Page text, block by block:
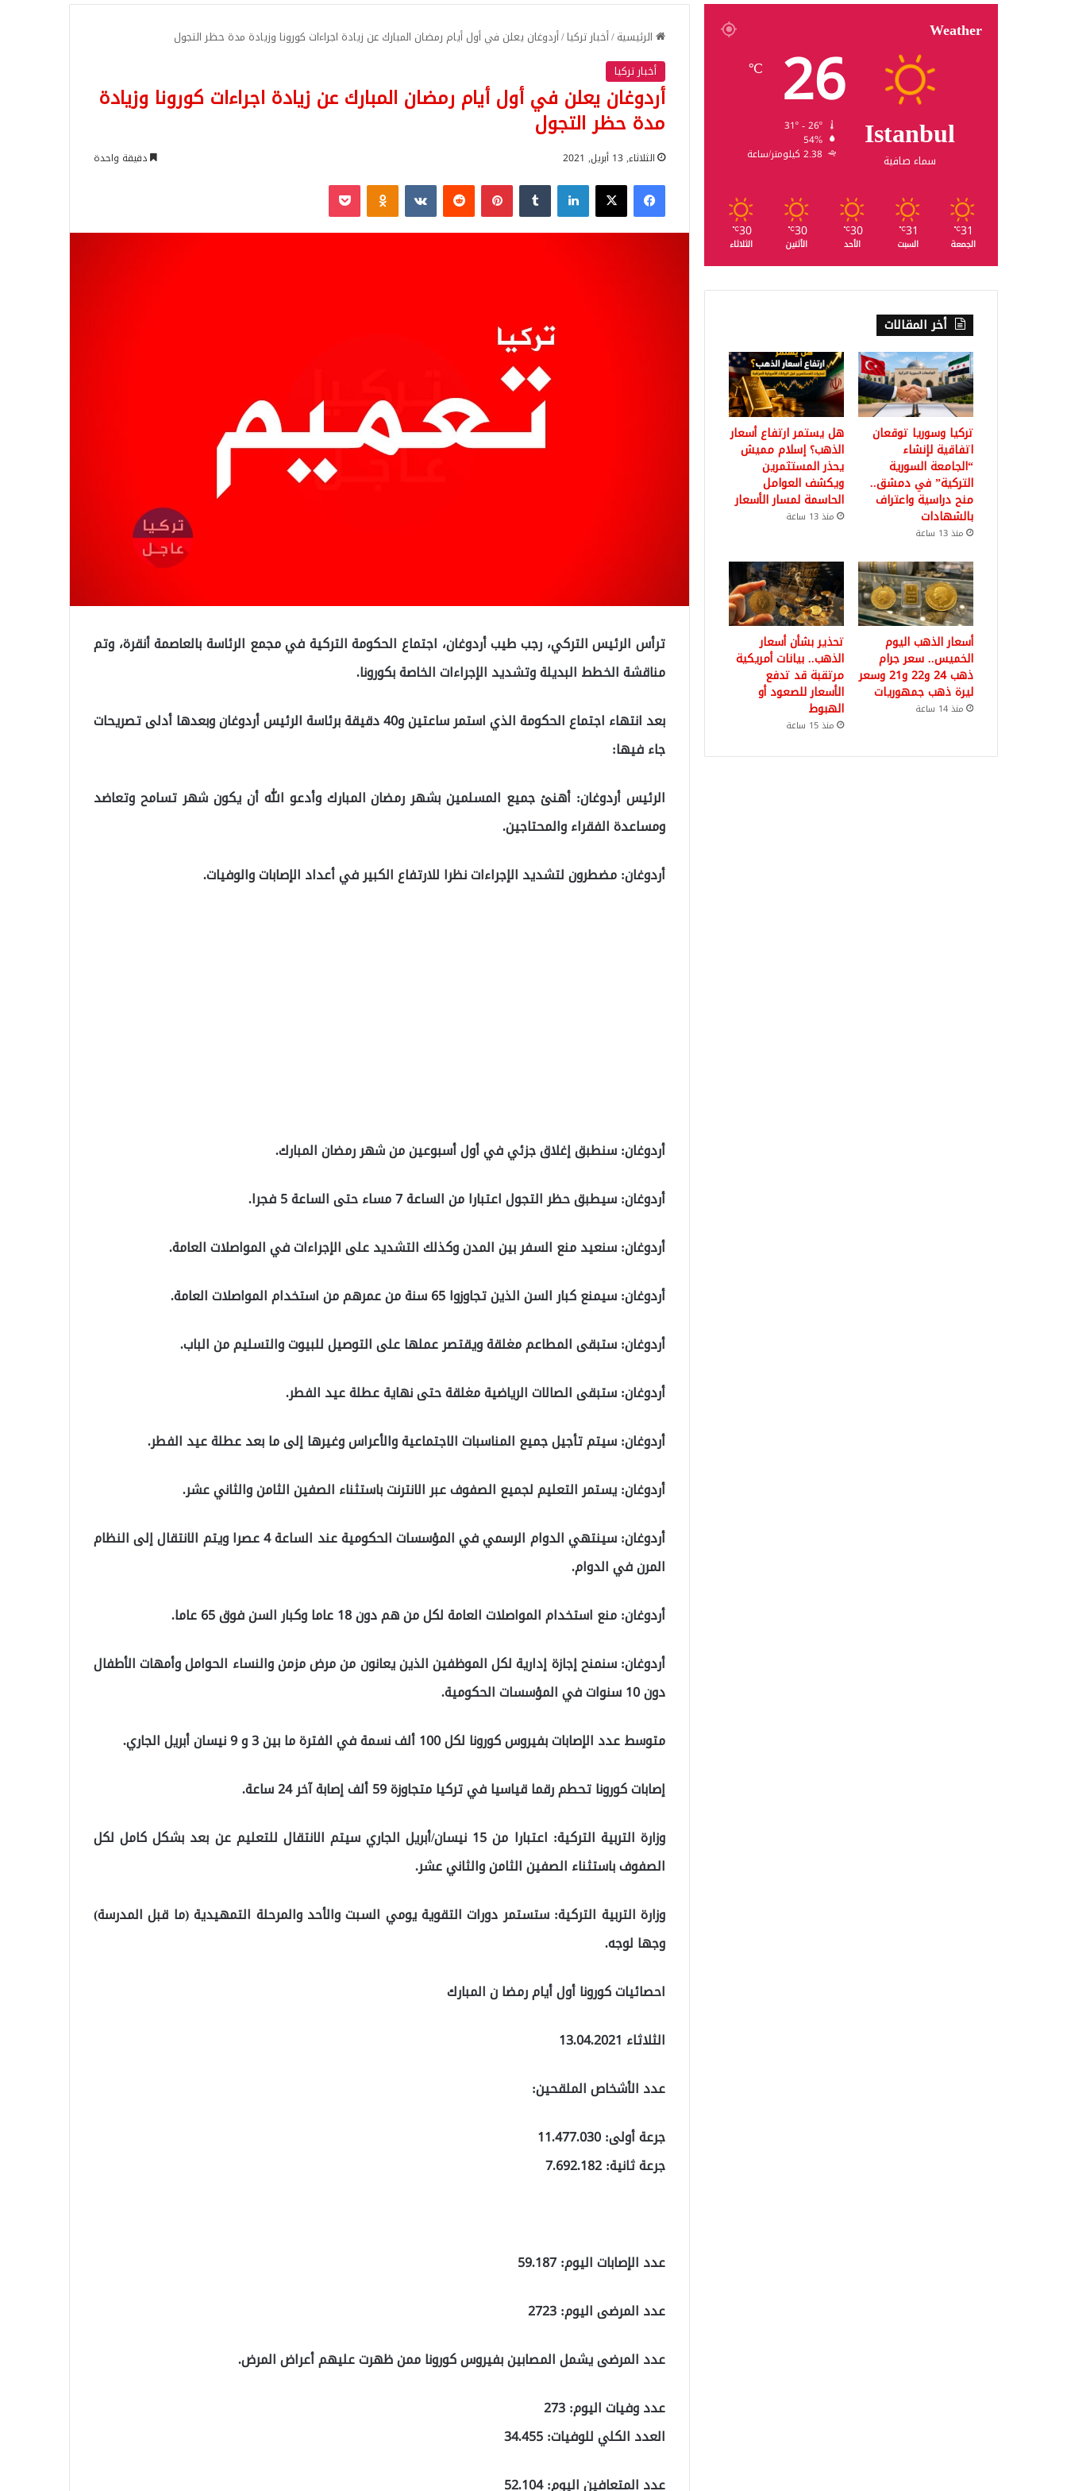
الرئيسية/أخبار تركيا/أردوغان يعلن في أول أيام رمضان المبارك عن زيادة اجراءات كورونا وزيادة مدة حظر التجول
أخبار تركيا
أردوغان يعلن في أول أيام رمضان المبارك عن زيادة اجراءات كورونا وزيادة
مدة حظر التجول
الثلاثاء, 13 أبريل, 2021 دقيقة واحدة
فيسبوك‫X لينكدإن بينتيريست Odnoklassniki
‫Pocket
ترأس الرئيس التركي، رجب طيب أردوغان، اجتماع الحكومة التركية في مجمع الرئاسة بالعاصمة أنقرة، وتم
مناقشة الخطط البديلة وتشديد الإجراءات الخاصة بكورونا.
بعد انتهاء اجتماع الحكومة الذي استمر ساعتين و40 دقيقة برئاسة الرئيس أردوغان وبعدها أدلى تصريحات
جاء فيها:
الرئيس أردوغان: أهنئ جميع المسلمين بشهر رمضان المبارك وأدعو الله أن يكون شهر تسامح وتعاضد
ومساعدة الفقراء والمحتاجين.
أردوغان: مضطرون لتشديد الإجراءات نظرا للارتفاع الكبير في أعداد الإصابات والوفيات.
أردوغان: سنطبق إغلاق جزئي في أول أسبوعين من شهر رمضان المبارك.
أردوغان: سيطبق حظر التجول اعتبارا من الساعة 7 مساء حتى الساعة 5 فجرا.
أردوغان: سنعيد منع السفر بين المدن وكذلك التشديد على الإجراءات في المواصلات العامة.
أردوغان: سيمنع كبار السن الذين تجاوزوا 65 سنة من عمرهم من استخدام المواصلات العامة.
أردوغان: ستبقى المطاعم مغلقة ويقتصر عملها على التوصيل للبيوت والتسليم من الباب.
أردوغان: ستبقى الصالات الرياضية مغلقة حتى نهاية عطلة عيد الفطر.
أردوغان: سيتم تأجيل جميع المناسبات الاجتماعية والأعراس وغيرها إلى ما بعد عطلة عيد الفطر.
أردوغان: يستمر التعليم لجميع الصفوف عبر الانترنت باستثناء الصفين الثامن والثاني عشر.
أردوغان: سينتهي الدوام الرسمي في المؤسسات الحكومية عند الساعة 4 عصرا ويتم الانتقال إلى النظام
المرن في الدوام.
أردوغان: منع استخدام المواصلات العامة لكل من هم دون 18 عاما وكبار السن فوق 65 عاما.
أردوغان: سنمنح إجازة إدارية لكل الموظفين الذين يعانون من مرض مزمن والنساء الحوامل وأمهات الأطفال
دون 10 سنوات في المؤسسات الحكومية.
متوسط عدد الإصابات بفيروس كورونا لكل 100 ألف نسمة في الفترة ما بين 3 و 9 نيسان أبريل الجاري.
إصابات كورونا تحطم رقما قياسيا في تركيا متجاوزة 59 ألف إصابة آخر 24 ساعة.
وزارة التربية التركية: اعتبارا من 15 نيسان/أبريل الجاري سيتم الانتقال للتعليم عن بعد بشكل كامل لكل
الصفوف باستثناء الصفين الثامن والثاني عشر.
وزارة التربية التركية: ستستمر دورات التقوية يومي السبت والأحد والمرحلة التمهيدية (ما قبل المدرسة)
وجها لوجه.
احصائيات كورونا أول أيام رمضا ن المبارك
الثلاثاء 13.04.2021
عدد الأشخاص الملقحين:
جرعة أولى: 11.477.030
جرعة ثانية: 7.692.182
عدد الإصابات اليوم: 59.187
عدد المرضى اليوم: 2723
عدد المرضى يشمل المصابين بفيروس كورونا ممن ظهرت عليهم أعراض المرض.
عدد وفيات اليوم: 273
العدد الكلي للوفيات: 34.455
عدد المتعافين اليوم: 52.104
Weather
Istanbul
سماء صافية
26
℃
54%
2.38 كيلومتر/ساعة
31
℃
الجمعة
31
℃
السبت
30
℃
الأحد
30
℃
الأثنين
30
℃
الثلاثاء
أخر المقالات
تركيا وسوريا توقعان
اتفاقية لإنشاء
“الجامعة السورية
التركية” في دمشق..
منح دراسية واعتراف
بالشهادات
منذ 13 ساعة
هل يستمر ارتفاع أسعار
الذهب؟ إسلام مميش
يحذر المستثمرين
ويكشف العوامل
الحاسمة لمسار الأسعار
منذ 13 ساعة
أسعار الذهب اليوم
الخميس.. سعر جرام
ذهب 24 و22 و21 وسعر
ليرة ذهب جمهوريات
منذ 14 ساعة
تحذير بشأن أسعار
الذهب.. بيانات أمريكية
مرتقبة قد تدفع
الأسعار للصعود أو
الهبوط
منذ 15 ساعة